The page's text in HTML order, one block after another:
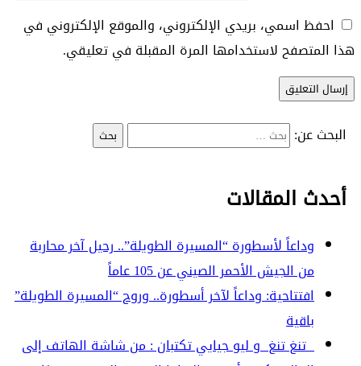
احفظ اسمي، بريدي الإلكتروني، والموقع الإلكتروني في
هذا المتصفح لاستخدامها المرة المقبلة في تعليقي.
البحث عن:
أحدث المقالات
وداعاً لأسطورة “المسيرة الطويلة”.. رحيل آخر محاربة
من الجيش الأحمر الصيني عن 105 عاماً
افتتاحية: وداعاً لآخر أسطورة.. وروح “المسيرة الطويلة”
باقية
تنغ تنغ و ليو جيايي تكتبان : من شاشة الهاتف إلى